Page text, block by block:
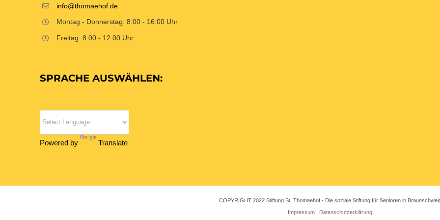
info@thomaehof.de
Montag - Donnerstag: 8:00 - 16:00 Uhr
Freitag: 8:00 - 12:00 Uhr
SPRACHE AUSWÄHLEN:
Powered by Translate
COPYRIGHT 2022 Stiftung St. Thomaehof - Die soziale Stiftung für Senioren in
Impressum | Datenschutzerklärung